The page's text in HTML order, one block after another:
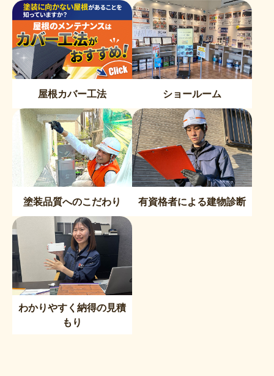
屋根カバー工法 ショールーム
塗装品質へのこだわり 有資格者による建物診断
わかりやすく納得の見積
もり